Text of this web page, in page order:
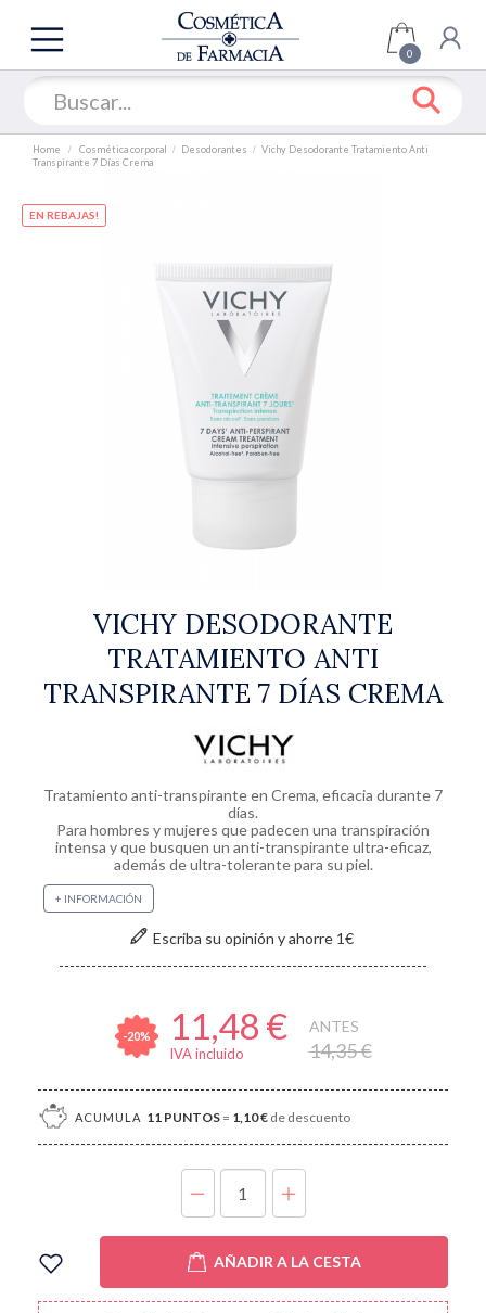
0
TODAS
LAS
SECCIONES
COFRES
OFERTAS
CUERPO
FAVORITOS
Home Cosmética corporal Desodorantes
Vichy Desodorante Tratamiento Anti
Transpirante 7 Días Crema
EN REBAJAS!
VICHY DESODORANTE
TRATAMIENTO ANTI
TRANSPIRANTE 7 DÍAS CREMA
Tratamiento anti-transpirante en Crema, eficacia durante 7
días.
Para hombres y mujeres que padecen una transpiración
intensa y que busquen un anti-transpirante ultra-eficaz,
además de ultra-tolerante para su piel.
+ INFORMACIÓN
Escriba su opinión y ahorre 1€
-20% 11,48 €
IVA incluido
ANTES
14,35 €
ACUMULA 11 PUNTOS = 1,10 € de descuento
UNIDADES
AÑADIR A LA CESTA